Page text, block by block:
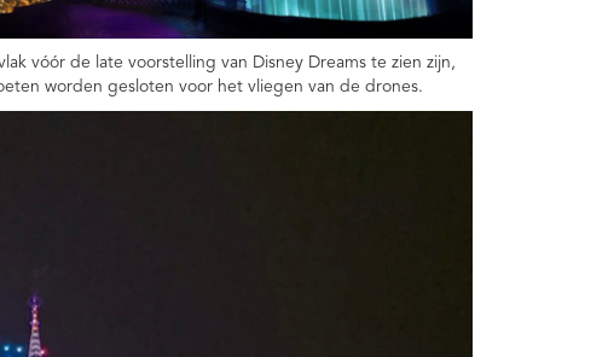
vóór de late voorstelling van Disney Dreams te zien zijn,
worden gesloten voor het vliegen van de drones.